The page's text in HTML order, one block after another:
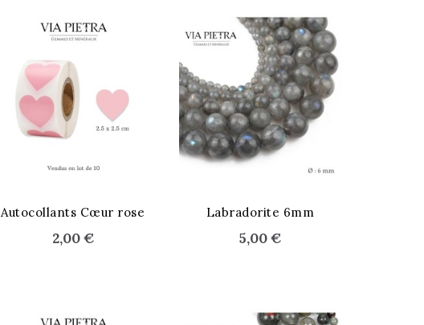
Autocollants Cœur rose
2,00 €
Labradorite 6mm
5,00 €